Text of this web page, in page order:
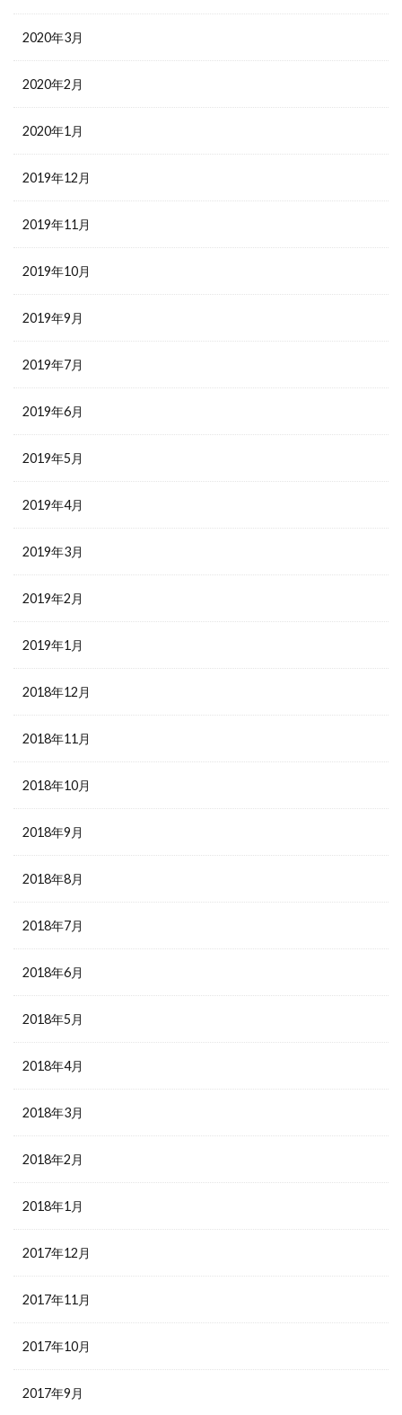
2020年3月
2020年2月
2020年1月
2019年12月
2019年11月
2019年10月
2019年9月
2019年7月
2019年6月
2019年5月
2019年4月
2019年3月
2019年2月
2019年1月
2018年12月
2018年11月
2018年10月
2018年9月
2018年8月
2018年7月
2018年6月
2018年5月
2018年4月
2018年3月
2018年2月
2018年1月
2017年12月
2017年11月
2017年10月
2017年9月